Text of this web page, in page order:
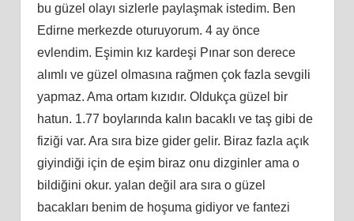
bu güzel olayı sizlerle paylaşmak istedim. Ben
Edirne merkezde oturuyorum. 4 ay önce
evlendim. Eşimin kız kardeşi Pınar son derece
alımlı ve güzel olmasına rağmen çok fazla sevgili
yapmaz. Ama ortam kızıdır. Oldukça güzel bir
hatun. 1.77 boylarında kalın bacaklı ve taş gibi de
fiziği var. Ara sıra bize gider gelir. Biraz fazla açık
giyindiği için de eşim biraz onu dizginler ama o
bildiğini okur. yalan değil ara sıra o güzel
bacakları benim de hoşuma gidiyor ve fantezi